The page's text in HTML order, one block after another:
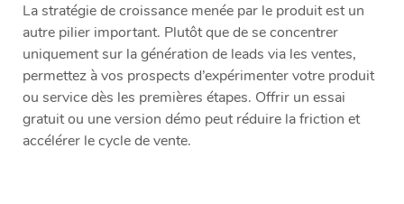
La stratégie de croissance menée par le produit est un
autre pilier important. Plutôt que de se concentrer
uniquement sur la génération de leads via les ventes,
permettez à vos prospects d’expérimenter votre produit
ou service dès les premières étapes. Offrir un essai
gratuit ou une version démo peut réduire la friction et
accélérer le cycle de vente.